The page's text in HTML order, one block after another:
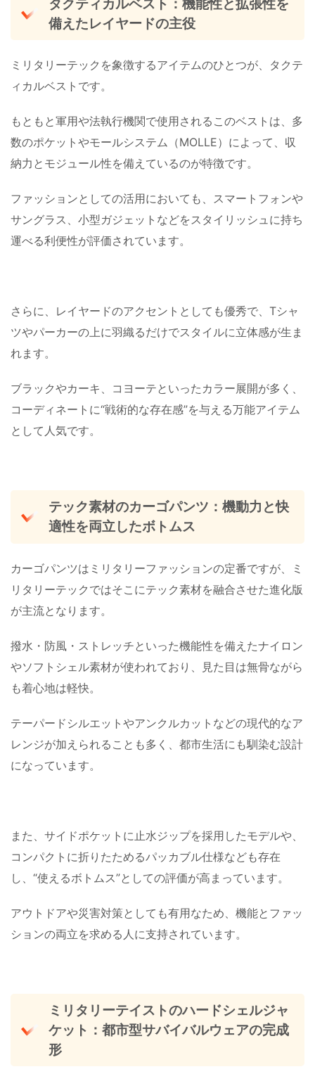
タクティカルベスト：機能性と拡張性を
備えたレイヤードの主役
ミリタリーテックを象徴するアイテムのひとつが、タクテ
ィカルベストです。
もともと軍用や法執行機関で使用されるこのベストは、多
数のポケットやモールシステム（MOLLE）によって、収
納力とモジュール性を備えているのが特徴です。
ファッションとしての活用においても、スマートフォンや
サングラス、小型ガジェットなどをスタイリッシュに持ち
運べる利便性が評価されています。
さらに、レイヤードのアクセントとしても優秀で、Tシャ
ツやパーカーの上に羽織るだけでスタイルに立体感が生ま
れます。
ブラックやカーキ、コヨーテといったカラー展開が多く、
コーディネートに“戦術的な存在感”を与える万能アイテム
として人気です。
テック素材のカーゴパンツ：機動力と快
適性を両立したボトムス
カーゴパンツはミリタリーファッションの定番ですが、ミ
リタリーテックではそこにテック素材を融合させた進化版
が主流となります。
撥水・防風・ストレッチといった機能性を備えたナイロン
やソフトシェル素材が使われており、見た目は無骨ながら
も着心地は軽快。
テーパードシルエットやアンクルカットなどの現代的なア
レンジが加えられることも多く、都市生活にも馴染む設計
になっています。
また、サイドポケットに止水ジップを採用したモデルや、
コンパクトに折りたためるパッカブル仕様なども存在
し、“使えるボトムス”としての評価が高まっています。
アウトドアや災害対策としても有用なため、機能とファッ
ションの両立を求める人に支持されています。
ミリタリーテイストのハードシェルジャ
ケット：都市型サバイバルウェアの完成
形